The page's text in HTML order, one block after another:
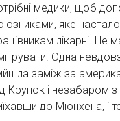
медики, щоб
яке
лікарні. Не
Одна
заміж за
Крупок і незабаром
до Мюнхена, і